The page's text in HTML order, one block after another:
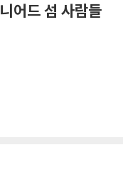
어드 섬 사람들